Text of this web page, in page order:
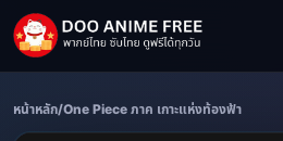
หน้าหลัก/One Piece ภาค เกาะแห่งท้องฟ้า